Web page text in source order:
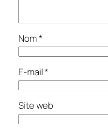
Nom*
E-mail*
Site web